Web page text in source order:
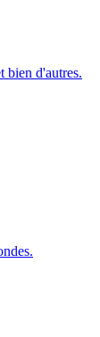
bien d'autres.